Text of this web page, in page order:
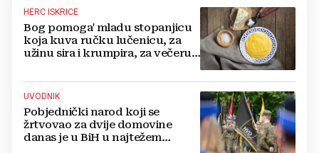
HERC ISKRICE
Bog pomoga' mladu stopanjicu
koja kuva ručku lučenicu, za
užinu sira i krumpira, za večeru
UVODNIK
Pobjednički narod koji se
žrtvovao za dvije domovine
danas je u BiH u najtežem